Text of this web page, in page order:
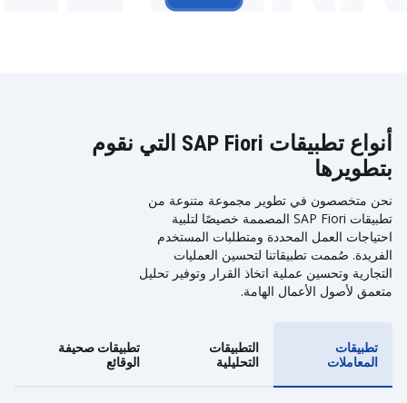
أنواع تطبيقات SAP Fiori التي نقوم
بتطويرها
نحن متخصصون في تطوير مجموعة متنوعة من
تطبيقات SAP Fiori المصممة خصيصًا لتلبية
احتياجات العمل المحددة ومتطلبات المستخدم
الفريدة. صُممت تطبيقاتنا لتحسين العمليات
التجارية وتحسين عملية اتخاذ القرار وتوفير تحليل
متعمق لأصول الأعمال الهامة.
تطبيقات
المعاملات
التطبيقات
التحليلية
تطبيقات صحيفة
الوقائع